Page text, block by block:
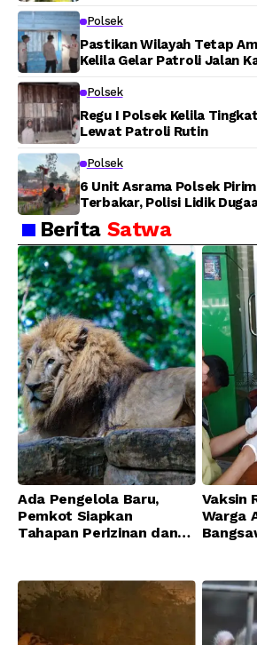
Polsek
Pastikan Wilayah Tetap
Kelila Gelar Patroli Jalan
Polsek
Regu I Polsek Kelila
Lewat Patroli Rutin
Polsek
6 Unit Asrama Polsek
Terbakar, Polisi Lidik
Berita Satwa
Ada Pengelola Baru,
Pemkot Siapkan
Tahapan Perizinan dan
Vaksin
Warga